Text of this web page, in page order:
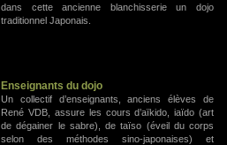
dans cette ancienne blanchisserie un dojo
traditionnel Japonais.
Enseignants du dojo
Un collectif d’enseignants, anciens élèves de
René VDB, assure les cours d’aïkido, iaïdo (art
de dégainer le sabre), de taïso (éveil du corps
selon des méthodes sino-japonaises) et